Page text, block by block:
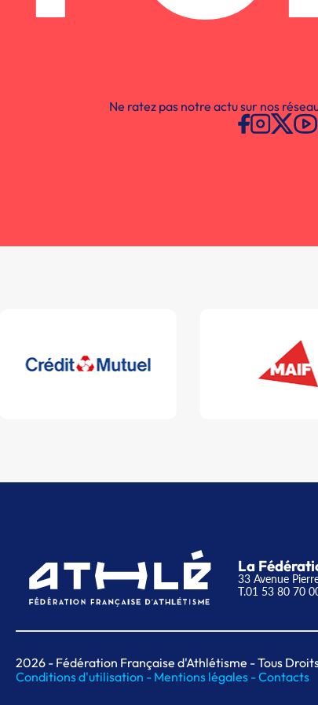
Ne ratez pas notre actu sur nos
La
33 Avenue
T.01 53 80 70
2026 - Fédération Française d'Athlétisme - Tous
Conditions d'utilisation - Mentions légales -Contacts